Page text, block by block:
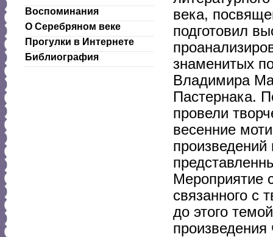
Воспоминания
О Серебряном веке
Прогулки в Интернете
Библиография
века,
подготовил
знаменитых
Владимира
Пастернака.
провели
весенние
Мероприятие
связанного с
до этого